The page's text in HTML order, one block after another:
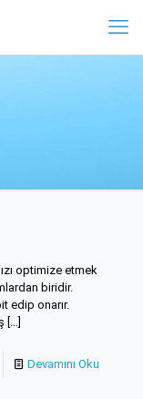
optimize etmek
biridir.
edip onarır.
Devamını Oku